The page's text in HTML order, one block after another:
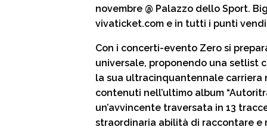
novembre @ Palazzo dello Sport.
vivaticket.com e in tutti i punti
Con i concerti-evento Zero si
universale, proponendo una setlist
la sua ultracinquantennale carriera
contenuti nell’ultimo album
un’avvincente traversata in 13
straordinaria abilità di raccontare e